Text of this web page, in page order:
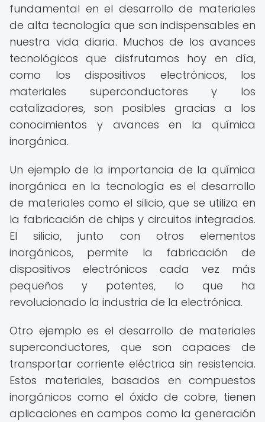
fundamental en el desarrollo de materiales
de alta tecnología que son indispensables en
nuestra vida diaria. Muchos de los avances
tecnológicos que disfrutamos hoy en día,
como los dispositivos electrónicos, los
materiales superconductores y los
catalizadores, son posibles gracias a los
conocimientos y avances en la química
inorgánica.
Un ejemplo de la importancia de la química
inorgánica en la tecnología es el desarrollo
de materiales como el silicio, que se utiliza en
la fabricación de chips y circuitos integrados.
El silicio, junto con otros elementos
inorgánicos, permite la fabricación de
dispositivos electrónicos cada vez más
pequeños y potentes, lo que ha
revolucionado la industria de la electrónica.
Otro ejemplo es el desarrollo de materiales
superconductores, que son capaces de
transportar corriente eléctrica sin resistencia.
Estos materiales, basados en compuestos
inorgánicos como el óxido de cobre, tienen
aplicaciones en campos como la generación